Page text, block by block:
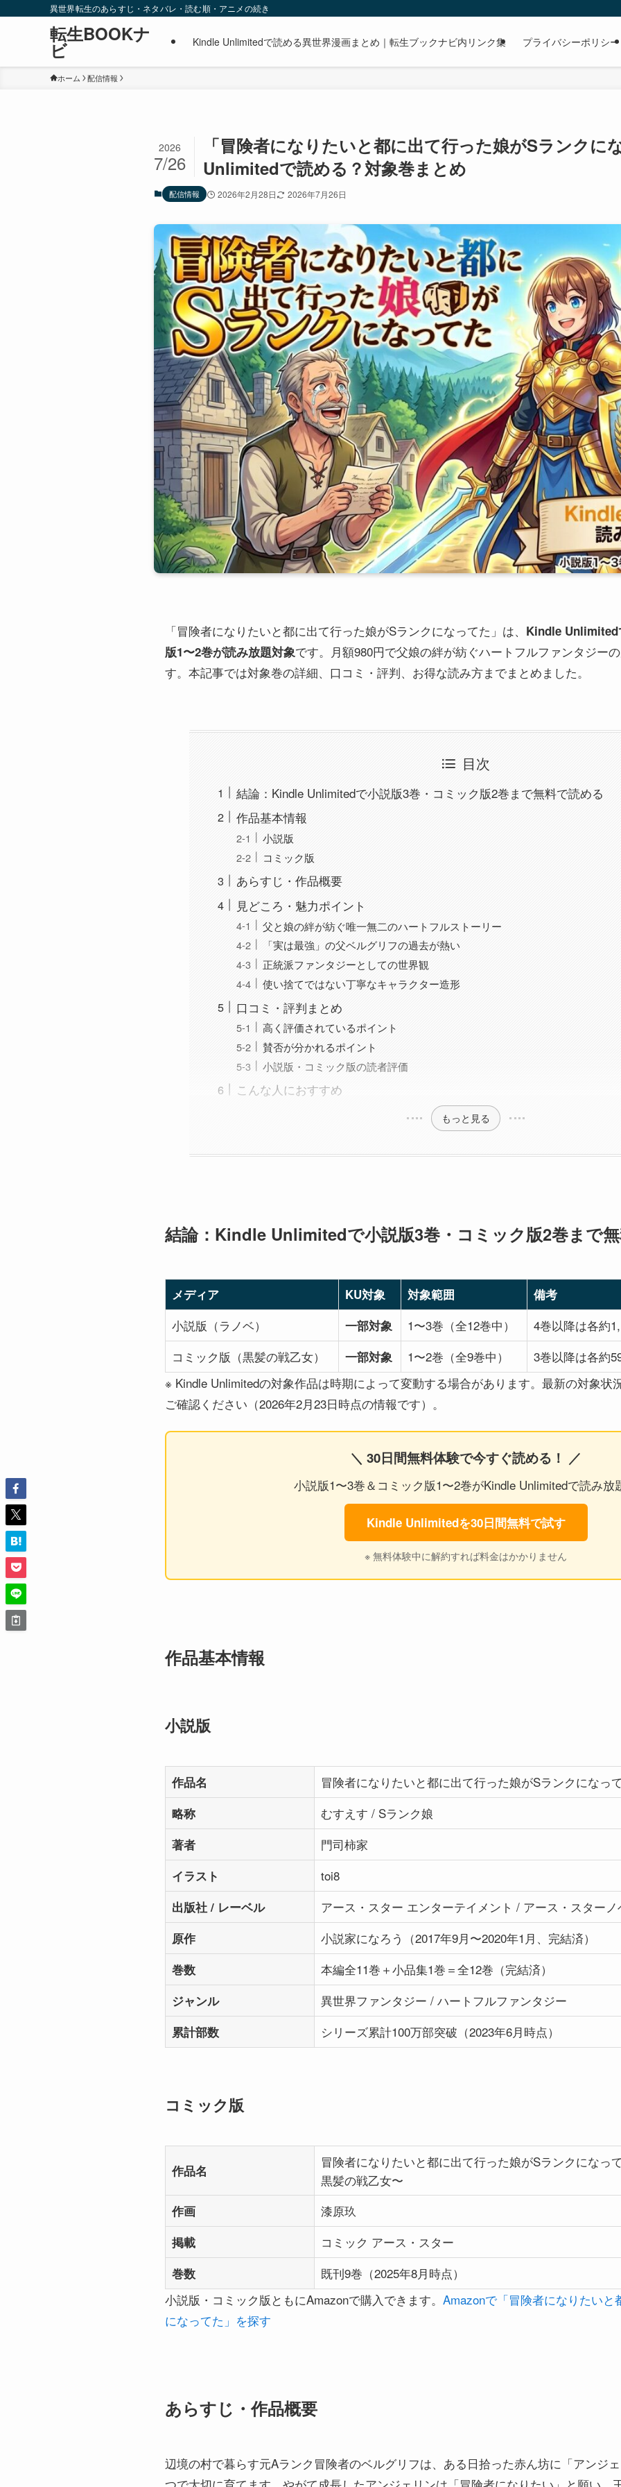
異世界転生のあらすじ・ネタバレ・読む順・アニメの続き
転生BOOKナ
ビ Kindle Unlimitedで読める異世界漫画まとめ｜転生ブックナビ内リンク集 プライバシーポリシー
ホーム 配信情報
「冒険者になりたいと都に出て行った娘がSランクに
Unlimitedで読める？対象巻まとめ
2026
7/26
配信情報 2026年2月28日 2026年7月26日
「冒険者になりたいと都に出て行った娘がSランクになってた」は、 Kindle Unlimited
版1〜2巻が読み放題対象です。月額980円で父娘の絆が紡ぐハートフルファンタジー
す。本記事では対象巻の詳細、口コミ・評判、お得な読み方までまとめました。
目次
結論：Kindle Unlimitedで小説版3巻・コミック版2巻まで無料で読める
作品基本情報
小説版
コミック版
あらすじ・作品概要
見どころ・魅力ポイント
父と娘の絆が紡ぐ唯一無二のハートフルストーリー
「実は最強」の父ベルグリフの過去が熱い
正統派ファンタジーとしての世界観
使い捨てではない丁寧なキャラクター造形
口コミ・評判まとめ
高く評価されているポイント
賛否が分かれるポイント
小説版・コミック版の読者評価
こんな人におすすめ
もっと見る
結論：Kindle Unlimitedで小説版3巻・コミック版2巻まで
メディア KU対象 対象範囲 備考
小説版（ラノベ） 一部対象 1〜3巻（全12巻中）
4巻以降は各約
コミック版（黒髪の戦乙女）
一部対象 1〜2巻（全9巻中）
3巻以降は各約
※ Kindle Unlimitedの対象作品は時期によって変動する場合があります。最新の対象状
ご確認ください（2026年2月23日時点の情報です）。
＼ 30日間無料体験で今すぐ読める！ ／
小説版1〜3巻＆コミック版1〜2巻がKindle Unlimitedで読み放
Kindle Unlimitedを30日間無料で試す
※ 無料体験中に解約すれば料金はかかりません
作品基本情報
小説版
作品名 冒険者になりたいと都に出て行った娘がSランクになっ
略称 むすえす / Sランク娘
著者 門司柿家
イラスト toi8
出版社 / レーベル アース・スター エンターテイメント / アース・スターノ
原作 小説家になろう（2017年9月〜2020年1月、完結済）
巻数 本編全11巻＋小品集1巻＝全12巻（完結済）
ジャンル 異世界ファンタジー / ハートフルファンタジー
累計部数 シリーズ累計100万部突破（2023年6月時点）
コミック版
作品名
冒険者になりたいと都に出て行った娘がSランクになっ
黒髪の戦乙女〜
作画 漆原玖
掲載 コミック アース・スター
巻数
既刊9巻（2025年8月時点）
小説版・コミック版ともにAmazonで購入できます。 Amazonで「冒険者になりたい
になってた」を探す
あらすじ・作品概要
辺境の村で暮らす元Aランク冒険者のベルグリフは、ある日拾った赤ん坊に「アンジ